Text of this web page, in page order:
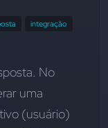
integração
No
uma
(usuário)